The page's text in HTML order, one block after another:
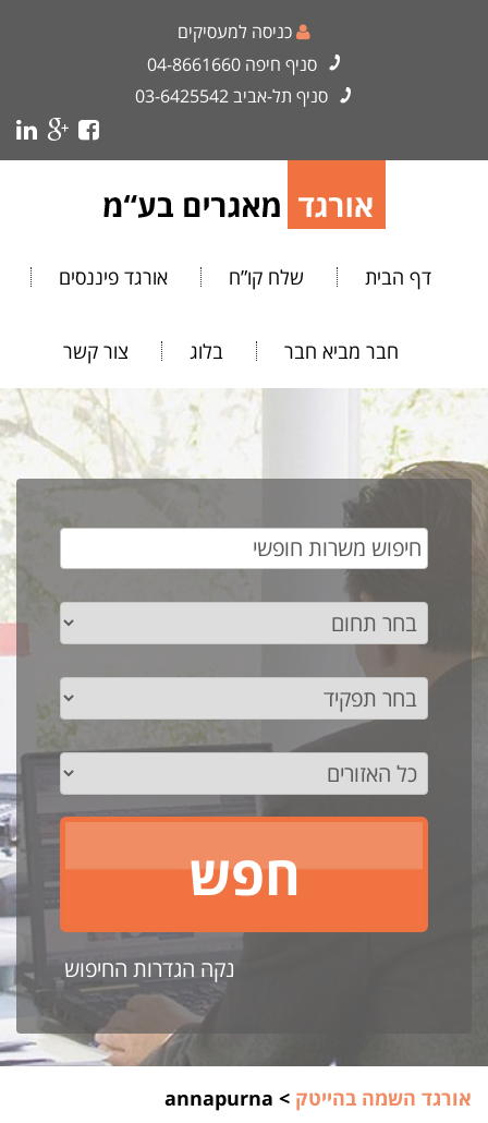
כניסה למעסיקים
סניף חיפה 04-8661660
סניף תל-אביב03-6425542
דף הבית שלח קו”ח אורגד פיננסים
חבר מביא חבר בלוג צור קשר
נקה הגדרות החיפוש
אורגד השמה בהייטק >
annapurna